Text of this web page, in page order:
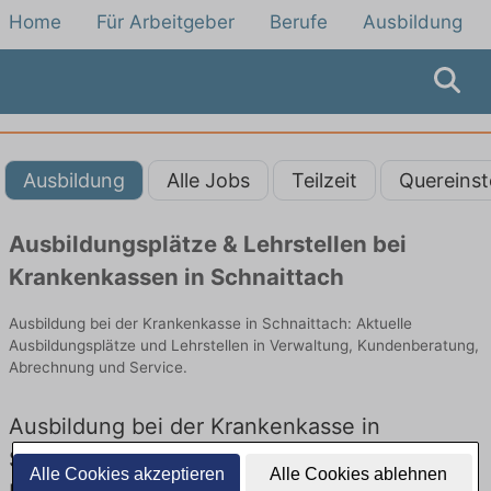
Alle Cookies akzeptieren Alle Cookies ablehnen
Home Für Arbeitgeber Berufe Ausbildung
Ausbildung Alle Jobs Teilzeit
Ausbildungsplätze & Lehrstellen bei
Krankenkassen in Schnaittach
Ausbildung bei der Krankenkasse in Schnaittach: Aktuelle
Ausbildungsplätze und Lehrstellen in Verwaltung, Kundenberatung,
Abrechnung und Service.
Ausbildung bei der Krankenkasse in
Schnaittach – Ausbildungsplätze und